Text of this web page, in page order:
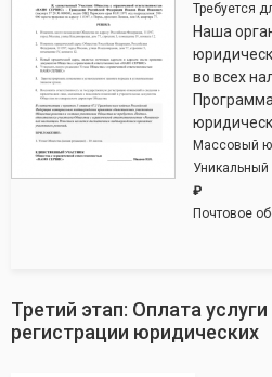
Требуется
Наша
во всех
Массовый
₽
Почтовое
Третий этап: Оплата
регистрации юридических